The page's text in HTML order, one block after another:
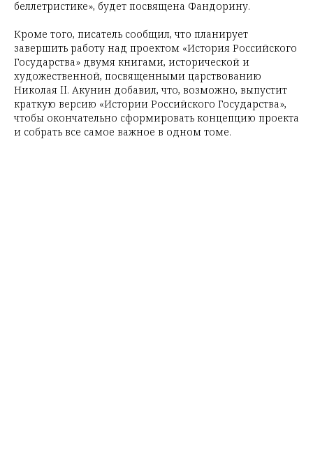
беллетристике», будет посвящена Фандорину.
Кроме того, писатель сообщил, что планирует
завершить работу над проектом «История Российского
Государства» двумя книгами, исторической и
художественной, посвященными царствованию
Николая II. Акунин добавил, что, возможно, выпустит
краткую версию «Истории Российского Государства»,
чтобы окончательно сформировать концепцию проекта
и собрать все самое важное в одном томе.